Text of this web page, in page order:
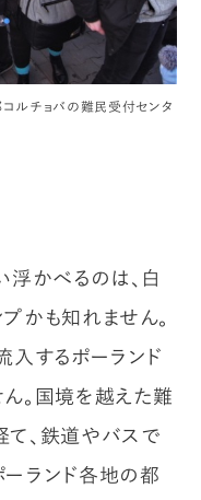
ルチョバの難民受付センタ
浮かべるのは、白
かも知れません。
入するポーランド
。国境を越えた難
、鉄道やバスで
ランド各地の都